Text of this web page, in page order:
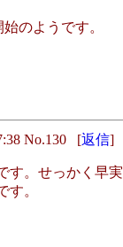
のようです。
No.130 [返信]
す。せっかく早実
。